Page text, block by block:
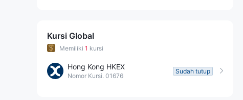
8
9
Kursi Global
Memiliki 1 kursi
Hong Kong HKEX
Nomor Kursi. 01676
Sudah tutup